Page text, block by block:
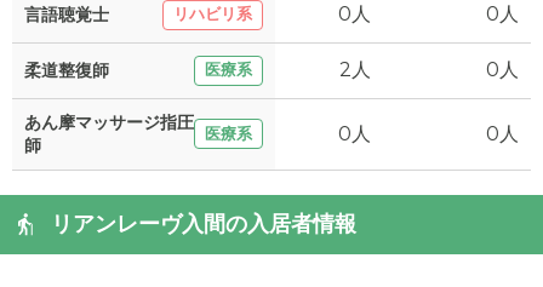
言語聴覚士 リハビリ系 0人 0人
柔道整復師 医療系 2人 0人
あん摩マッサージ指圧
師
医療系 0人 0人
リアンレーヴ入間の入居者情報